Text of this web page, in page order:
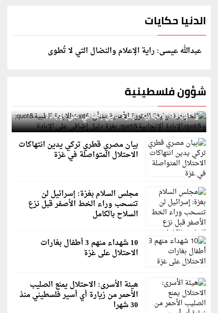
الدنيا حكايات
عبدالله عيسى: راية الإعلام والنضال التي لا تُطوى
شؤون فلسطينية
الخارجية: وثيقة المقررة الأممية بشأن "الإبادة الطبية"
و"الإبادة الإنجابية" بغزة دليل إضافي على الإبادة
بيان مصري قطري تركي يدين انتهاكات
الاحتلال المتواصلة في غزة
مجلس السلام بغزة: إسرائيل لن
تنسحب وراء الخط الأصفر قبل نزع
السلاح بالكامل
10 شهداء منهم 3 أطفال بغارات
الاحتلال على غزة
هيئة الأسرى: الاحتلال يمنع الصليب
الأحمر من زيارة أي أسير فلسطيني منذ
30 شهرا